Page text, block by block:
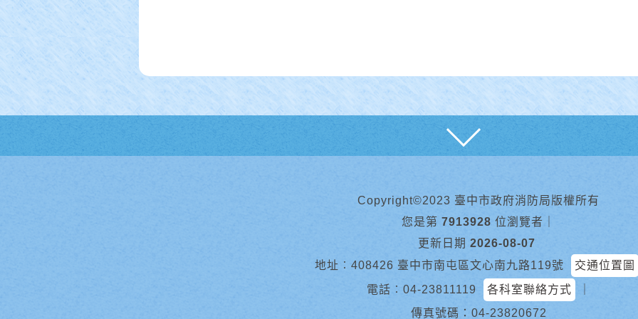
Copyright©2023 臺中市政府消防局版權所有
您是第 7913928 位瀏覽者
更新日期 2026-08-07
地址︰408426 臺中市南屯區文心南九路119號
交通位置圖
電話︰ 04-23811119 各科室聯絡方式
傳真號碼：04-23820672